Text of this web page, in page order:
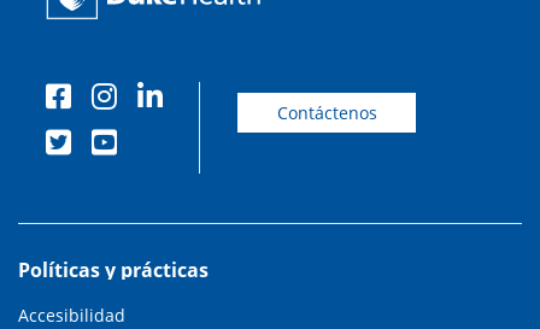
Contáctenos
Políticas y prácticas
Accesibilidad